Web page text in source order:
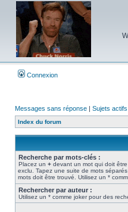
Connexion
Messages sans réponse | Sujets actifs
Index du forum
Recherche par mots-clés :
Placez un + devant un mot qui doit
exclu. Tapez une suite de mots
mots doit être trouvé. Utilisez un *
Rechercher par auteur :
Utilisez un * comme joker pour des